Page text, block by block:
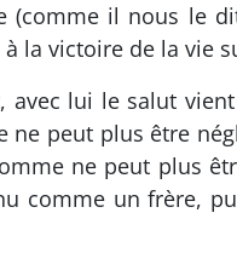
(comme il nous le
la victoire de la vie
lui le salut
ne peut plus être
ne peut plus
un frère,